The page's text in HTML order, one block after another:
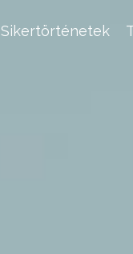
Sikertörténetek